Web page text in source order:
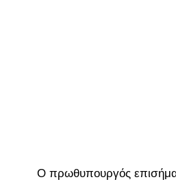
Ο πρωθυπουργός